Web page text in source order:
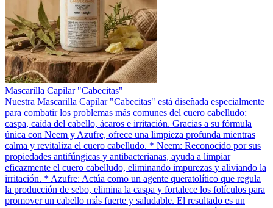
Mascarilla Capilar "Cabecitas"
Nuestra Mascarilla Capilar "Cabecitas" está diseñada especialmente
para combatir los problemas más comunes del cuero cabelludo:
caspa, caída del cabello, ácaros e irritación. Gracias a su fórmula
única con Neem y Azufre, ofrece una limpieza profunda mientras
calma y revitaliza el cuero cabelludo. * Neem: Reconocido por sus
propiedades antifúngicas y antibacterianas, ayuda a limpiar
eficazmente el cuero cabelludo, eliminando impurezas y aliviando la
irritación. * Azufre: Actúa como un agente queratolítico que regula
la producción de sebo, elimina la caspa y fortalece los folículos para
promover un cabello más fuerte y saludable. El resultado es un